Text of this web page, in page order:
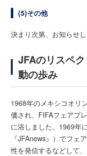
(5)その他
決まり次第、お知らせし
JFAのリスペ
動の歩み
1968年のメキシコオリ
価され、FIFAフェアプ
に浴しました。1969年
『JFAnews』）でフェ
性を発信するなどして